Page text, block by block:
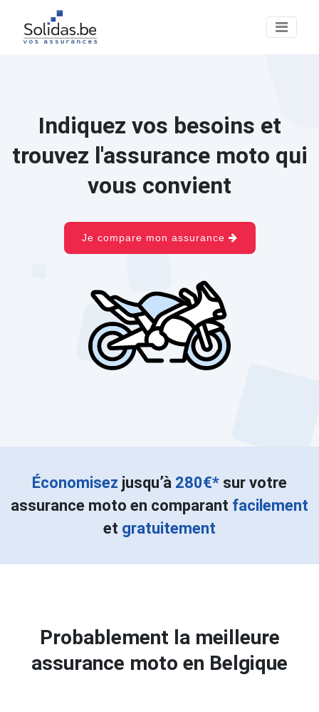
Indiquez vos besoins et
trouvez l'assurance moto qui
vous convient
Je compare mon assurance
Économisez jusqu’à 280€* sur votre
assurance moto en comparant facilement
et gratuitement
Probablement la meilleure
assurance moto en Belgique